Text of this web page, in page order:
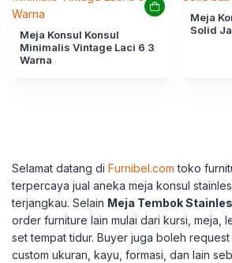
Meja Konsul Konsul
Minimalis Vintage Laci 6 3
Warna
Meja
Solid
Selamat datang di Furnibel.com toko
terpercaya jual aneka meja konsul
terjangkau. Selain Meja Tembok
order furniture lain mulai dari kursi, meja,
set tempat tidur. Buyer juga boleh request
custom ukuran, kayu, formasi, dan lain